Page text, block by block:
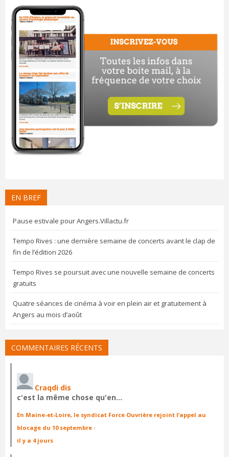
EN BREF
Pause estivale pour Angers.Villactu.fr
Tempo Rives : une dernière semaine de concerts avant le clap de
fin de l’édition 2026
Tempo Rives se poursuit avec une nouvelle semaine de concerts
gratuits
Quatre séances de cinéma à voir en plein air et gratuitement à
Angers au mois d’août
COMMENTAIRES RÉCENTS
Craqdi dis
c'est la même chose qu'en…
En Maine-et-Loire, le syndicat Force Ouvrière rejoint l’appel au
blocage du 10 septembre ·
il y a 4 jours